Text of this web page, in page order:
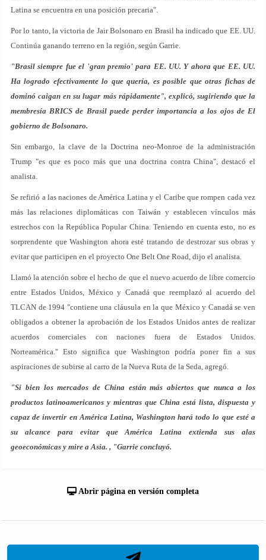
Latina se encuentra en una posición precaria".
Por lo tanto, la victoria de Jair Bolsonaro en Brasil ha indicado que EE. UU.
Continúa ganando terreno en la región, según Garrie.
"Brasil siempre fue el 'gran premio' para EE. UU. Y ahora que EE. UU.
Ha logrado efectivamente lo que quería, es posible que otras fichas de
dominó caigan en su lugar más rápidamente", explicó, sugiriendo que la
membresía BRICS de Brasil puede perder importancia a los ojos de El
gobierno de Bolsonaro.
Sin embargo, la clave de la Doctrina neo-Monroe de la administración
Trump "es que es poco más que una doctrina contra China", destacó el
analista.
Se refirió a las naciones de América Latina y el Caribe que rompen cada vez
más las relaciones diplomáticas con Taiwán y establecen vínculos más
estrechos con la República Popular China. Teniendo en cuenta esto, no es
sorprendente que Washington ahora esté tratando de destrozar sus obras y
evitar que participen en el proyecto One Belt One Road, dijo el analista.
Llamó la atención sobre el hecho de que el nuevo acuerdo de libre comercio
entre Estados Unidos, México y Canadá que reemplazó al acuerdo del
TLCAN de 1994 "contiene una cláusula en la que México y Canadá se ven
obligados a obtener la aprobación de los Estados Unidos antes de realizar
acuerdos comerciales con naciones fuera de Estados Unidos.
Norteamérica." Esto significa que Washington podría poner fin a sus
aspiraciones de subirse al carro de la Nueva Ruta de la Seda, agregó.
"Si bien los mercados de China están más abiertos que nunca a los
productos latinoamericanos y mientras que China está lista, dispuesta y
capaz de invertir en América Latina, Washington hará todo lo que esté a
su alcance para evitar que América Latina extienda sus alas
geoeconómicas y mire a Asia. , "Garrie concluyó.
Abrir página en versión completa